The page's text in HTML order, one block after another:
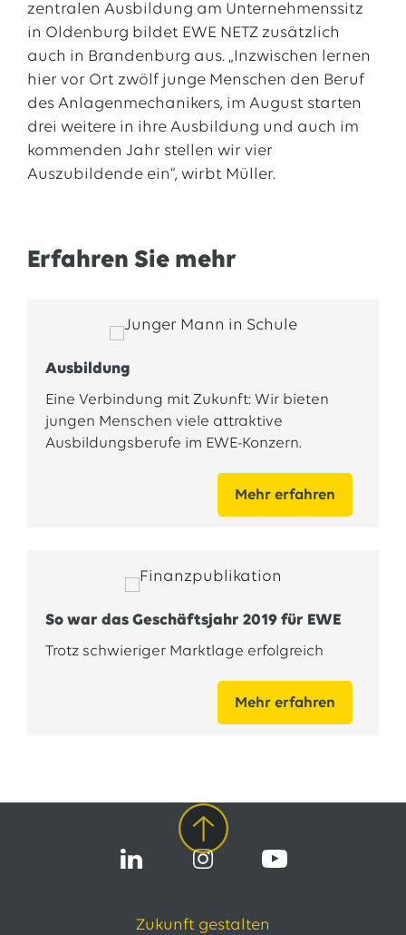
zentralen Ausbildung am Unternehmenssitz
in Oldenburg bildet EWE NETZ zusätzlich
auch in Brandenburg aus. „Inzwischen lernen
hier vor Ort zwölf junge Menschen den Beruf
des Anlagenmechanikers, im August starten
drei weitere in ihre Ausbildung und auch im
kommenden Jahr stellen wir vier
Auszubildende ein“, wirbt Müller.
Erfahren Sie mehr
Ausbildung
Eine Verbindung mit Zukunft: Wir bieten
jungen Menschen viele attraktive
Ausbildungsberufe im EWE-Konzern.
Mehr erfahren
So war das Geschäftsjahr 2019 für EWE
Trotz schwieriger Marktlage erfolgreich
Mehr erfahren
Zukunft gestalten